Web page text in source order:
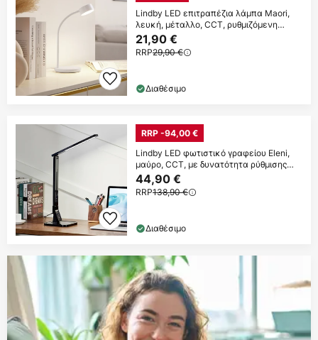
Lindby LED επιτραπέζια λάμπα Maori,
λευκή, μέταλλο, CCT, ρυθμιζόμενη
ένταση
21,90 €
RRP29,90 €
Διαθέσιμο
RRP -94,00 €
Lindby LED φωτιστικό γραφείου Eleni,
μαύρο, CCT, με δυνατότητα ρύθμισης
φωτισμού
44,90 €
RRP138,90 €
Διαθέσιμο